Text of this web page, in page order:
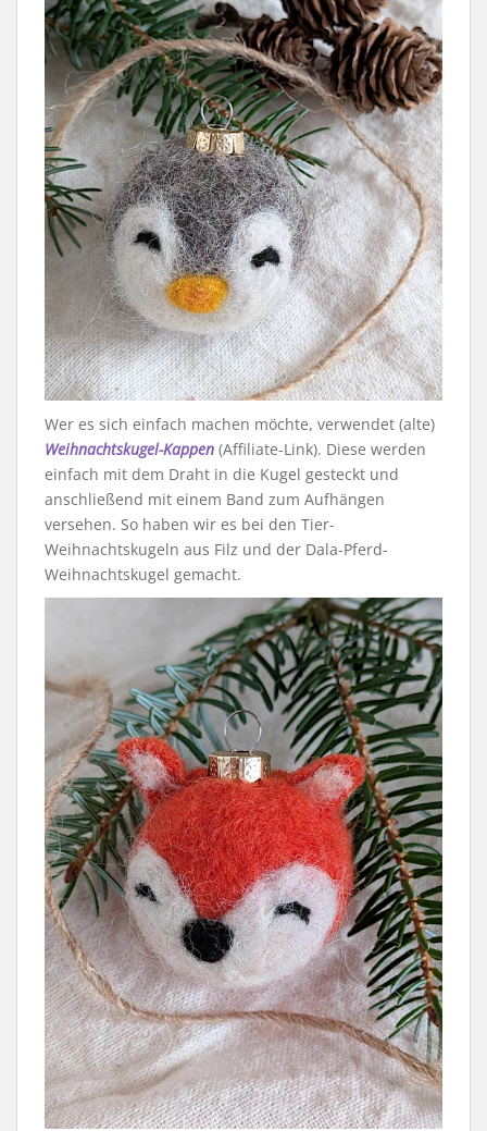
Wer es sich einfach machen möchte, verwendet (alte)
Weihnachtskugel-Kappen (Affiliate-Link). Diese werden
einfach mit dem Draht in die Kugel gesteckt und
anschließend mit einem Band zum Aufhängen
versehen. So haben wir es bei den Tier-
Weihnachtskugeln aus Filz und der Dala-Pferd-
Weihnachtskugel gemacht.